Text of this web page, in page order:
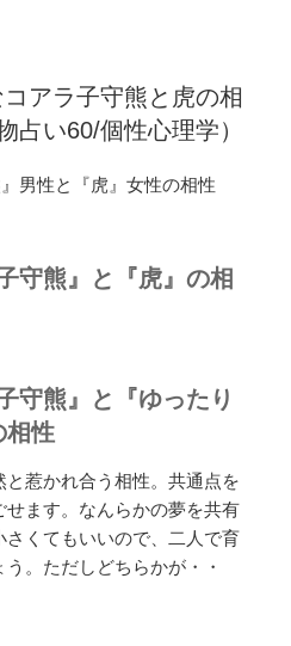
アラ子守熊と虎の相
占い60/個性心理学）
男性と『虎』女性の相性
守熊』と『虎』の相
守熊』と『ゆったり
相性
惹かれ合う相性。共通点を
ます。なんらかの夢を共有
くてもいいので、二人で育
。ただしどちらかが・・